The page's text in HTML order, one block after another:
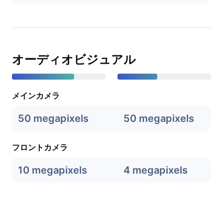
オーディオビジュアル
メインカメラ
50 megapixels 50 megapixels
フロントカメラ
10 megapixels 4 megapixels